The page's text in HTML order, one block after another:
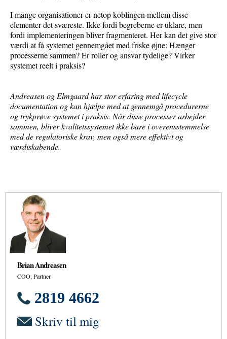
I mange organisationer er netop koblingen mellem disse
elementer det sværeste. Ikke fordi begreberne er uklare, men
fordi implementeringen bliver fragmenteret. Her kan det give stor
værdi at få systemet gennemgået med friske øjne: Hænger
processerne sammen? Er roller og ansvar tydelige? Virker
systemet reelt i praksis?
Andreasen og Elmgaard har stor erfaring med lifecycle
documentation og kan hjælpe med at gennemgå procedurerne
og trykprøve systemet i praksis. Når disse processer arbejder
sammen, bliver kvalitetssystemet ikke bare i overensstemmelse
med de regulatoriske krav, men også mere effektivt og
værdiskabende.
Brian Andreasen
COO, Partner
2819 4662
Skriv til mig